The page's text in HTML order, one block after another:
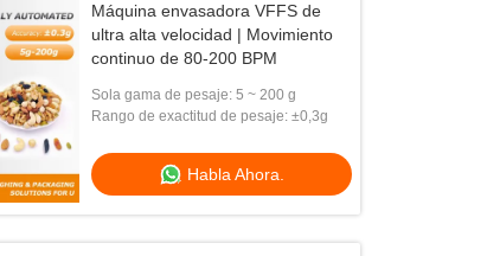
Máquina envasadora VFFS de
ultra alta velocidad | Movimiento
continuo de 80-200 BPM
Sola gama de pesaje: 5 ~ 200 g
Rango de exactitud de pesaje: ±0,3g
Habla Ahora.